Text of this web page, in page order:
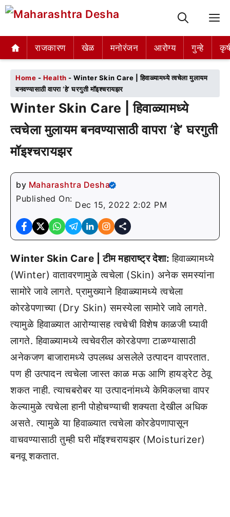
राजकारण खेळ मनोरंजन आरोग्य गुन्हे
राजकारण खेळ मनोरंजन आरोग्य गुन्हे
Home - Health - Winter Skin Care | हिवाळ्यामध्ये त्वचेला मुलायम
बनवण्यासाठी वापरा ‘हे’ घरगुती मॉइश्चरायझर
Winter Skin Care | हिवाळ्यामध्ये
त्वचेला मुलायम बनवण्यासाठी वापरा ‘हे’ घरगुती
मॉइश्चरायझर
by Maharashtra Desha
Published On:
Dec 15, 2022 2:02 PM
Winter Skin Care | टीम महाराष्ट्र देशा:हिवाळ्यामध्ये
(Winter) वातावरणामुळे त्वचेला (Skin) अनेक समस्यांना
सामोरे जावे लागते. प्रामुख्याने हिवाळ्यामध्ये त्वचेला
कोरडेपणाच्या (Dry Skin) समस्येला सामोरे जावे लागते.
त्यामुळे हिवाळ्यात आरोग्यासह त्वचेची विशेष काळजी घ्यावी
लागते. हिवाळ्यामध्ये त्वचेवरील कोरडेपणा टाळण्यासाठी
अनेकजण बाजारामध्ये उपलब्ध असलेले उत्पादन वापरतात.
पण ही उत्पादन त्वचेला जास्त काळ मऊ आणि हायड्रेट ठेवू
शकत नाही. त्याचबरोबर या उत्पादनांमध्ये केमिकलचा वापर
केल्यामुळे त्वचेला हानी पोहोचण्याची शक्यता देखील अधिक
असते. त्यामुळे या हिवाळ्यात त्वचेला कोरडेपणापासून
वाचवण्यासाठी तुम्ही घरी मॉइश्चरायझर (Moisturizer)
बनवू शकतात.